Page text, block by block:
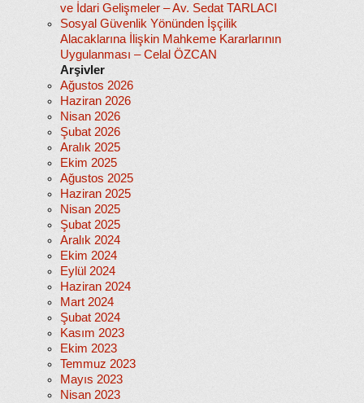
ve İdari Gelişmeler – Av. Sedat TARLACI
Sosyal Güvenlik Yönünden İşçilik
Alacaklarına İlişkin Mahkeme Kararlarının
Uygulanması – Celal ÖZCAN
Arşivler
Ağustos 2026
Haziran 2026
Nisan 2026
Şubat 2026
Aralık 2025
Ekim 2025
Ağustos 2025
Haziran 2025
Nisan 2025
Şubat 2025
Aralık 2024
Ekim 2024
Eylül 2024
Haziran 2024
Mart 2024
Şubat 2024
Kasım 2023
Ekim 2023
Temmuz 2023
Mayıs 2023
Nisan 2023